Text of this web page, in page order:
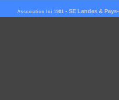
Association loi 1901 - SE Landes &